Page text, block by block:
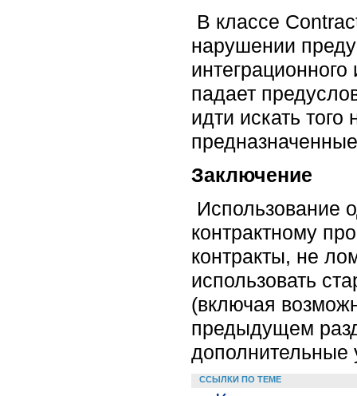
В классе
нарушении
падает
идти искать
Заключение
Использование
контрактному
контракты, не
использовать
(включая
предыдущем
ССЫЛКИ ПО ТЕМЕ